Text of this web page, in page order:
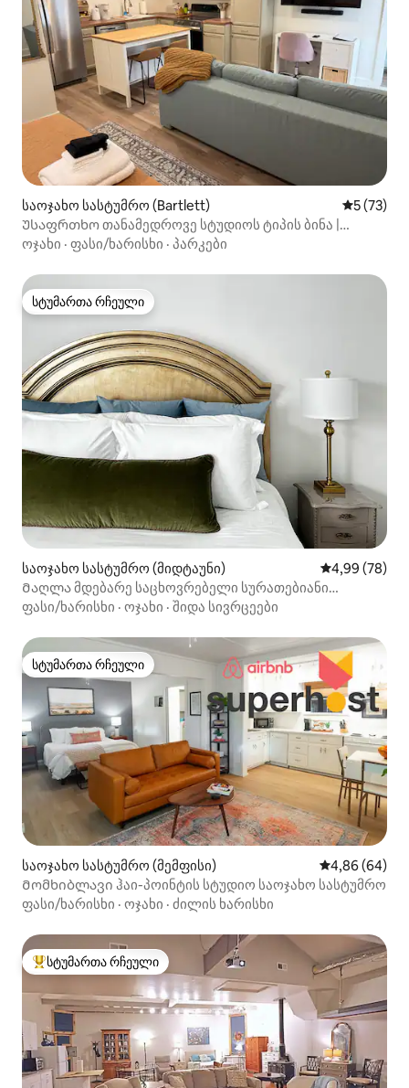
საოჯახო სასტუმრო (Bartlett) საშუალო
5 (73)
Უსაფრთხო თანამედროვე სტუდიოს ტიპის ბინა |
საწოლი დიდი ხნით • სამზარეულო
ოჯახი · ფასი/ხარისხი · პარკები
სტუმართა რჩეული
სტუმართა რჩეული
საოჯახო სასტუმრო (მიდტაუნი) საშუალო
4,99 (78)
Მაღლა მდებარე საცხოვრებელი სურათებიანი
ფანჯრებითა და სპა ‑ სააბაზანოთი
ფასი/ხარისხი · ოჯახი · შიდა სივრცეები
სტუმართა რჩეული
სტუმართა რჩეული
საოჯახო სასტუმრო (მემფისი) საშუალო
4,86 (64)
Მომხიბლავი ჰაი-პოინტის სტუდიო საოჯახო სასტუმრო
ფასი/ხარისხი · ოჯახი · ძილის ხარისხი
სტუმართა რჩეული მოწინავე ვარიანტი
სტუმართა რჩეული